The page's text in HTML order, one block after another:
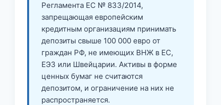
Регламента ЕС № 833/2014,
запрещающая европейским
кредитным организациям принимать
депозиты свыше 100 000 евро от
граждан РФ, не имеющих ВНЖ в ЕС,
ЕЭЗ или Швейцарии. Активы в форме
ценных бумаг не считаются
депозитом, и ограничение на них не
распространяется.